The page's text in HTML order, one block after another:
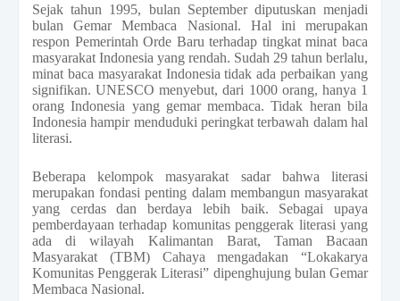
Sejak tahun 1995, bulan September diputuskan menjadi
bulan Gemar Membaca Nasional. Hal ini merupakan
respon Pemerintah Orde Baru terhadap tingkat minat baca
masyarakat Indonesia yang rendah. Sudah 29 tahun berlalu,
minat baca masyarakat Indonesia tidak ada perbaikan yang
signifikan. UNESCO menyebut, dari 1000 orang, hanya 1
orang Indonesia yang gemar membaca. Tidak heran bila
Indonesia hampir menduduki peringkat terbawah dalam hal
literasi.
Beberapa kelompok masyarakat sadar bahwa literasi
merupakan fondasi penting dalam membangun masyarakat
yang cerdas dan berdaya lebih baik. Sebagai upaya
pemberdayaan terhadap komunitas penggerak literasi yang
ada di wilayah Kalimantan Barat, Taman Bacaan
Masyarakat (TBM) Cahaya mengadakan “Lokakarya
Komunitas Penggerak Literasi” dipenghujung bulan Gemar
Membaca Nasional.